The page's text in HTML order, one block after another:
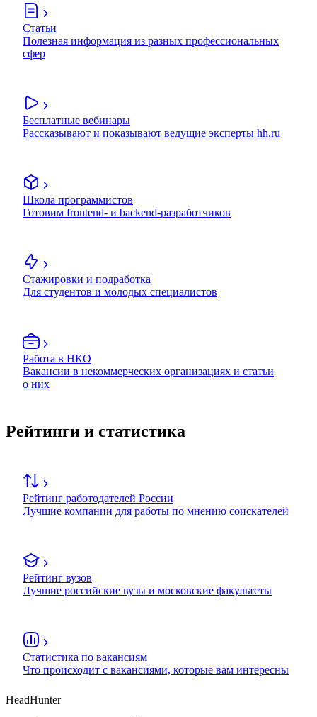
Статьи
Полезная информация из разных профессиональных
сфер
Бесплатные вебинары
Рассказывают и показывают ведущие эксперты hh.ru
Школа программистов
Готовим frontend- и backend-разработчиков
Стажировки и подработка
Для студентов и молодых специалистов
Работа в НКО
Вакансии в некоммерческих организациях и статьи
о них
Рейтинги и статистика
Рейтинг работодателей России
Лучшие компании для работы по мнению соискателей
Рейтинг вузов
Лучшие российские вузы и московские факультеты
Статистика по вакансиям
Что происходит с вакансиями, которые вам интересны
HeadHunter